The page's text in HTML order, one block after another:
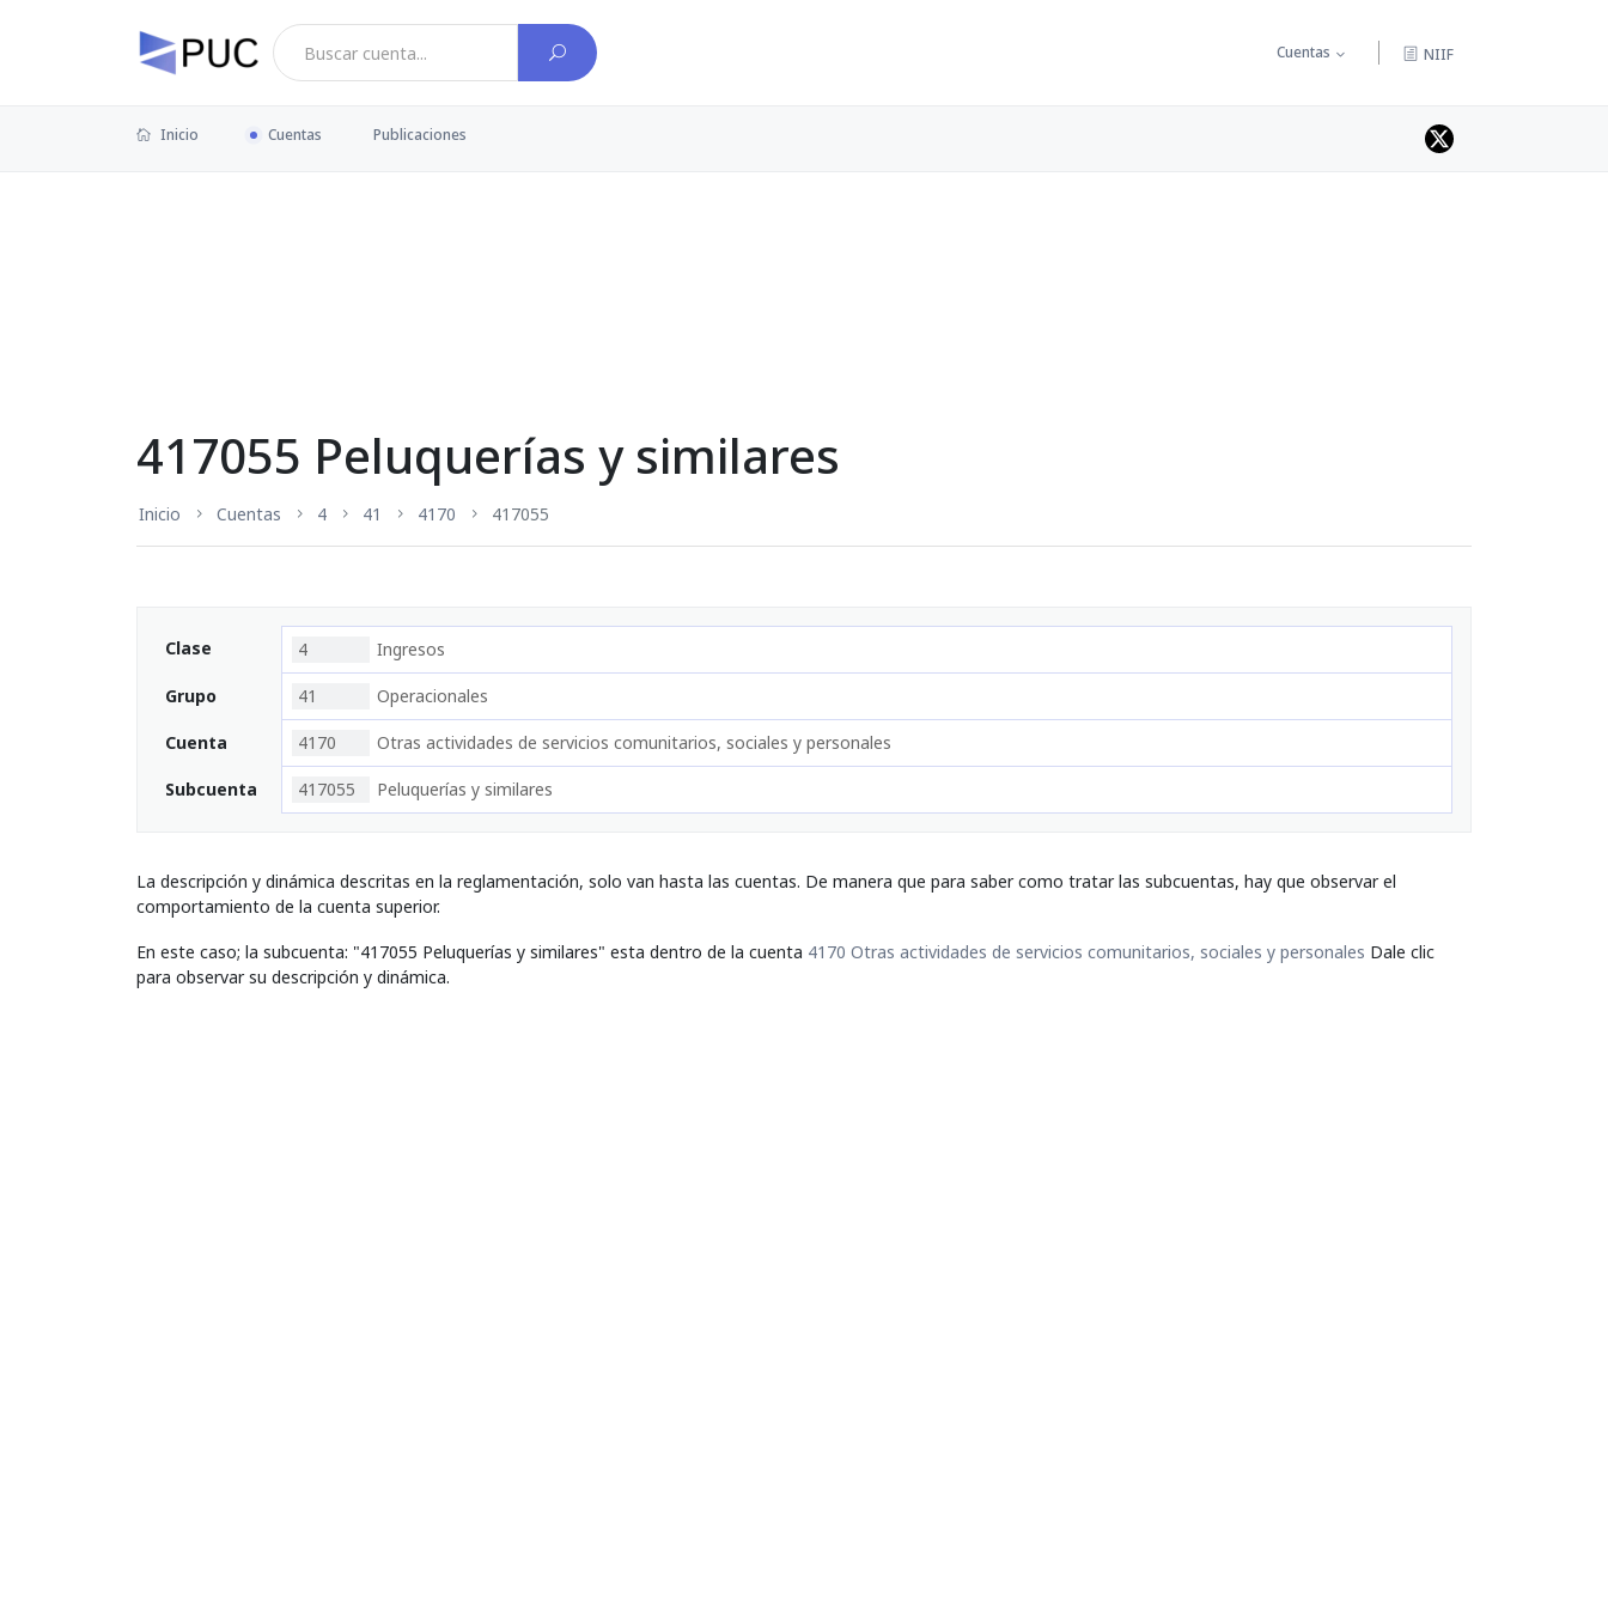
Cuentas NIIF
Inicio Cuentas Publicaciones
417055 Peluquerías y similares
Inicio Cuentas 4 41 4170 417055
Clase 4 Ingresos
Grupo 41 Operacionales
Cuenta 4170 Otras actividades de servicios comunitarios, sociales y personales
Subcuenta 417055 Peluquerías y similares
La descripción y dinámica descritas en la reglamentación, solo van hasta las cuentas. De manera que para saber como tratar las subcuentas, hay que observar el
comportamiento de la cuenta superior.
En este caso; la subcuenta: "417055 Peluquerías y similares" esta dentro de la cuenta 4170 Otras actividades de servicios comunitarios, sociales y personales Dale clic
para observar su descripción y dinámica.